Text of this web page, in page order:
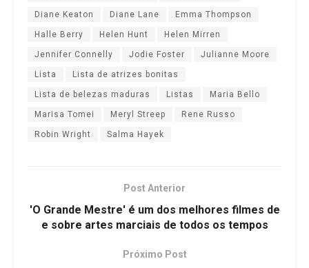
Diane Keaton Diane Lane Emma Thompson
Halle Berry Helen Hunt Helen Mirren
Jennifer Connelly Jodie Foster Julianne Moore
Lista Lista de atrizes bonitas
Lista de belezas maduras Listas Maria Bello
Marisa Tomei Meryl Streep Rene Russo
Robin Wright Salma Hayek
Post Anterior
'O Grande Mestre' é um dos melhores filmes de
e sobre artes marciais de todos os tempos
Próximo Post